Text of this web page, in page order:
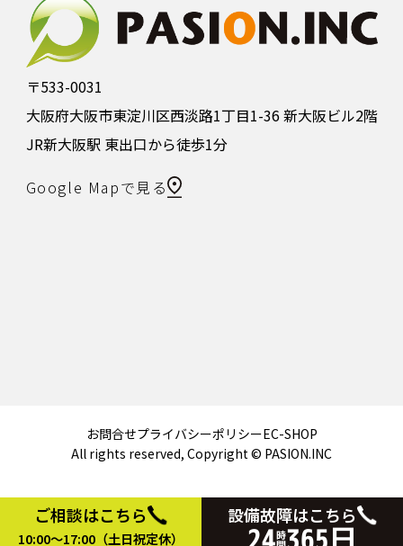
〒533-0031
大阪府大阪市東淀川区西淡路1丁目1-36 新大阪ビル2階
JR新大阪駅 東出口から徒歩1分
Google Mapで見る
お問合せプライバシーポリシーEC-SHOP
All rights reserved, Copyright © PASION.INC
ご相談はこちら
10:00～17:00（土日祝定休）
設備故障はこちら
時間